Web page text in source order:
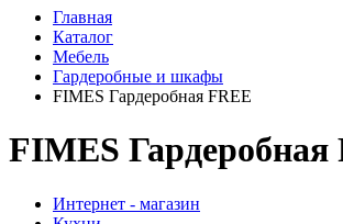
Главная
Каталог
Мебель
Гардеробные и шкафы
FIMES Гардеробная FREE
FIMES Гардеробная
Интернет - магазин